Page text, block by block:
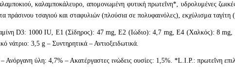
καλαμποκάλευρο, απομονωμένη φυτική πρωτεΐνη*, υδρολυμένες
πράσινου τσαγιού και σταφυλιών (πλούσια σε πολυφαινόλες), εκχύλισμα ταγίτη
D3: 1000 IU, E1 (Σίδηρος): 47 mg, E2 (Ιώδιο): 4,7 mg, E4 (Χαλκός): 8
νάτριο: 3,5 g – Συντηρητικά – Αντιοξειδωτικά.
Ανόργανη ύλη: 4,7% – Ακατέργαστες ινώδεις ουσίες: 1,5%. *L.I.P.: πρωτεΐνη